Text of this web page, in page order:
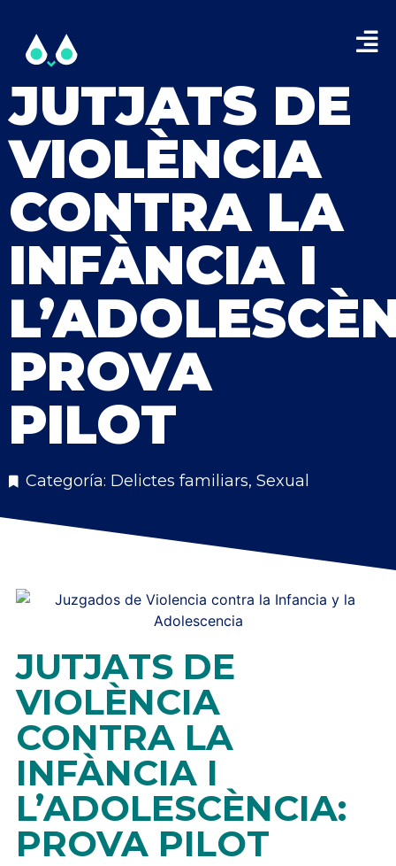
JUTJATS DE
VIOLÈNCIA
CONTRA LA
INFÀNCIA I
PROVA
PILOT
Categoría: Delictes familiars, Sexual
JUTJATS DE
VIOLÈNCIA
CONTRA LA
INFÀNCIA I
L’ADOLESCÈNCIA:
PROVA PILOT